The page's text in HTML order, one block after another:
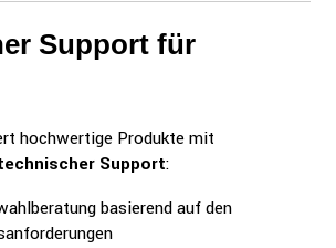
Support für
hochwertige Produkte mit
Support:
basierend auf den